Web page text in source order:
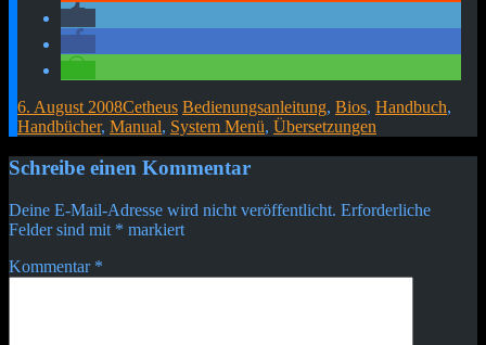
6. August 2008Cetheus Bedienungsanleitung, Bios, Handbuch,
Handbücher, Manual, System Menü, Übersetzungen
Beitragsnavigation
Schreibe einen Kommentar
Deine E-Mail-Adresse wird nicht veröffentlicht. Erforderliche
Felder sind mit * markiert
Kommentar *